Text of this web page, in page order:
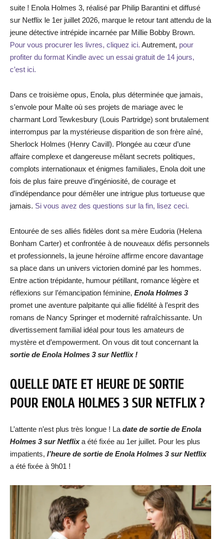
suite ! Enola Holmes 3, réalisé par Philip Barantini et diffusé
sur Netflix le 1er juillet 2026, marque le retour tant attendu de la
jeune détective intrépide incarnée par Millie Bobby Brown.
Pour vous procurer les livres, cliquez ici. Autrement, pour
profiter du format Kindle avec un essai gratuit de 14 jours,
c’est ici.
Dans ce troisième opus, Enola, plus déterminée que jamais,
s’envole pour Malte où ses projets de mariage avec le
charmant Lord Tewkesbury (Louis Partridge) sont brutalement
interrompus par la mystérieuse disparition de son frère aîné,
Sherlock Holmes (Henry Cavill). Plongée au cœur d’une
affaire complexe et dangereuse mêlant secrets politiques,
complots internationaux et énigmes familiales, Enola doit une
fois de plus faire preuve d’ingéniosité, de courage et
d’indépendance pour démêler une intrigue plus tortueuse que
jamais. Si vous avez des questions sur la fin, lisez ceci.
Entourée de ses alliés fidèles dont sa mère Eudoria (Helena
Bonham Carter) et confrontée à de nouveaux défis personnels
et professionnels, la jeune héroïne affirme encore davantage
sa place dans un univers victorien dominé par les hommes.
Entre action trépidante, humour pétillant, romance légère et
réflexions sur l’émancipation féminine, Enola Holmes 3
promet une aventure palpitante qui allie fidélité à l’esprit des
romans de Nancy Springer et modernité rafraîchissante. Un
divertissement familial idéal pour tous les amateurs de
mystère et d’empowerment. On vous dit tout concernant la
sortie de Enola Holmes 3 sur Netflix !
QUELLE DATE ET HEURE DE SORTIE
POUR ENOLA HOLMES 3 SUR NETFLIX ?
L’attente n’est plus très longue ! La date de sortie de Enola
Holmes 3 sur Netflixa été fixée au 1er juillet. Pour les plus
impatients, l’heure de sortie de Enola Holmes 3 sur Netflix
a été fixée à 9h01 !